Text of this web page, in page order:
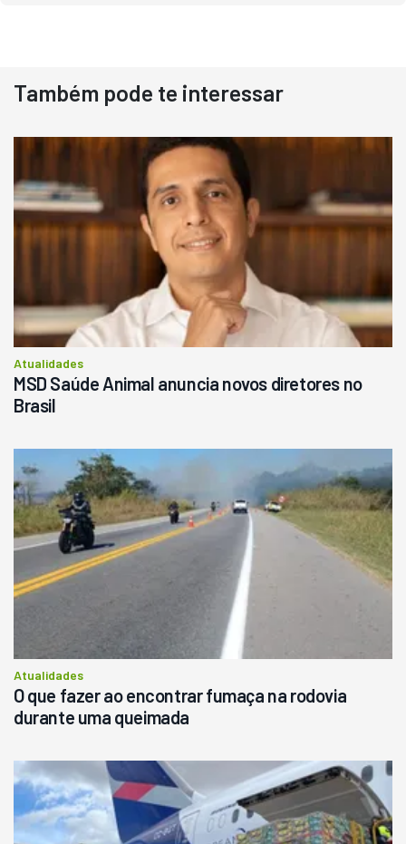
Destaque
Usado
Pá Carregadeira Cat 966
Ano 1987
Londrina
145.000
Consultar
Também pode te interessar
Atualidades
MSD Saúde Animal anuncia novos diretores no
Brasil
Atualidades
O que fazer ao encontrar fumaça na rodovia
durante uma queimada